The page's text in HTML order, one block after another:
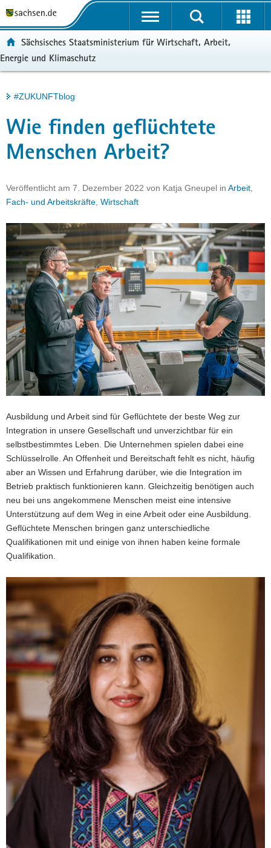
t
a
l
e
r
g
r
i
f
n
d
e
N
a
v
i
g
a
t
o
n
u
p
t
h
a
l
t
e
r
v
e
Portalübergreifende
Sächsisches Staatsministerium für Wirtschaft, Arbeit,
Energie und Klimaschutz
Hauptinhalt
#ZUKUNFTblog
Wie finden geflüchtete
Menschen Arbeit?
Veröffentlicht am 7. Dezember 2022 von Katja Gneupel in Arbeit
Fach- und Arbeitskräfte Wirtschaft
Ausbildung und Arbeit sind für Geflüchtete der beste Weg zur
Integration in unsere Gesellschaft und unverzichtbar für ein
selbstbestimmtes Leben. Die Unternehmen spielen dabei eine
Schlüsselrolle. An Offenheit und Bereitschaft fehlt es nicht, häufig
aber an Wissen und Erfahrung darüber, wie die Integration im
Betrieb praktisch funktionieren kann. Gleichzeitig benötigen auch
neu bei uns angekommene Menschen meist eine intensive
Unterstützung auf dem Weg in eine Arbeit oder eine Ausbildung.
Geflüchtete Menschen bringen ganz unterschiedliche
Qualifikationen mit und einige von ihnen haben keine formale
Qualifikation.